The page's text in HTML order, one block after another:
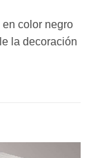
color negro
la decoración